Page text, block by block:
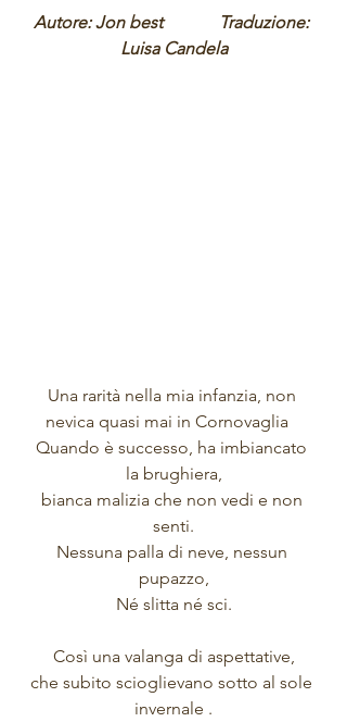
Autore: Jon best             Traduzione:
Luisa Candela
Una rarità nella mia infanzia, non
nevica quasi mai in Cornovaglia
Quando è successo, ha imbiancato
la brughiera,
bianca malizia che non vedi e non
senti.
Nessuna palla di neve, nessun
pupazzo,
Né slitta né sci.
Così una valanga di aspettative,
che subito scioglievano sotto al sole
invernale .